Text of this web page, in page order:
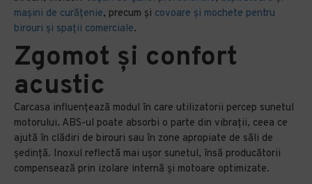
mașini de curățenie, precum și covoare și mochete pentru
birouri și spații comerciale.
Zgomot și confort
acustic
Carcasa influențează modul în care utilizatorii percep sunetul
motorului. ABS-ul poate absorbi o parte din vibrații, ceea ce
ajută în clădiri de birouri sau în zone apropiate de săli de
ședință. Inoxul reflectă mai ușor sunetul, însă producătorii
compensează prin izolare internă și motoare optimizate.